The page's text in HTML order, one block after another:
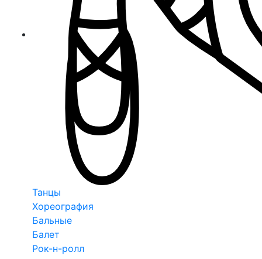
Танцы
Хореография
Бальные
Балет
Рок-н-ролл